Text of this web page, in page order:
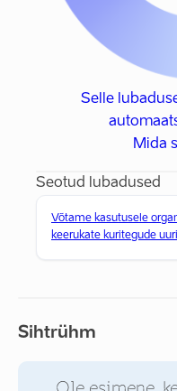
Selle
Mida
Seotud lubadused
Võtame kasutusele
keerukate kuritegude
Sihtrühm